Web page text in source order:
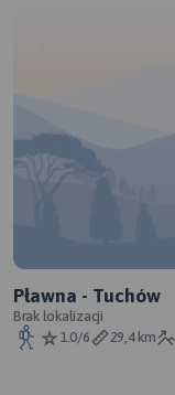
Pławna - Tuchów
Brak lokalizacji
1.0/6
29,4 km